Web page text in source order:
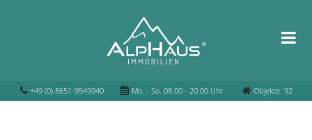
+49 (0) 8651-9549940 Mo. - So. 08.00 - 20.00 Uhr Objekte: 92